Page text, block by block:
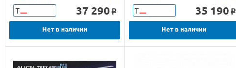
Т 37 290 o
Нет в наличии
Т 35 190 o
Нет в наличии